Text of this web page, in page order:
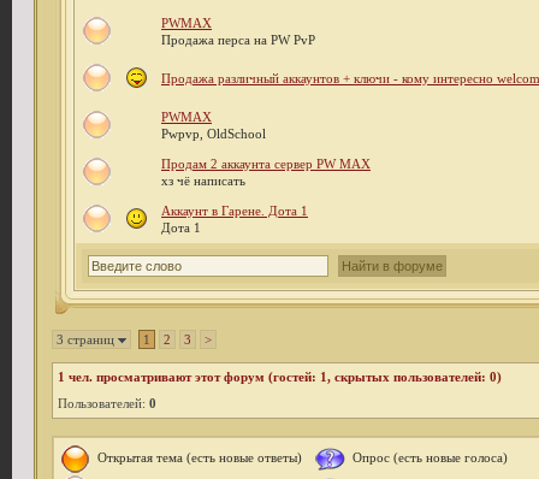
PWMAX
Продажа перса на PW PvP
Продажа различный аккаунтов + ключи - кому интересно
PWMAX
Pwpvp, OldSchool
Продам 2 аккаунта сервер PW MAX
хз чё написать
Аккаунт в Гарене. Дота 1
Дота 1
3 страниц 1 2 3 >
1 чел. просматривают этот форум (гостей: 1, скрытых пользователей: 0)
Пользователей: 0
Открытая тема (есть новые ответы) Опрос (есть новые голоса)